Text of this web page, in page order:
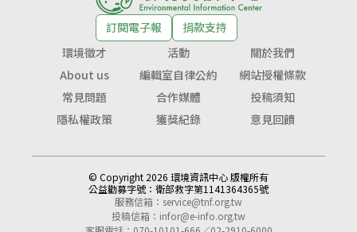
訂閱電子報
捐款支持
環境徵才
活動
關於我們
About us
編輯室自律公約
網站授權條款
常見問題
合作媒體
投稿須知
隱私權政策
獲獎紀錄 意見回饋
© Copyright 2026 環境資訊中心 版權所有
公益勸募字號： 衛部救字第1141364365號
服務信箱： service@tnf.org.tw
投稿信箱： infor@e-info.org.tw